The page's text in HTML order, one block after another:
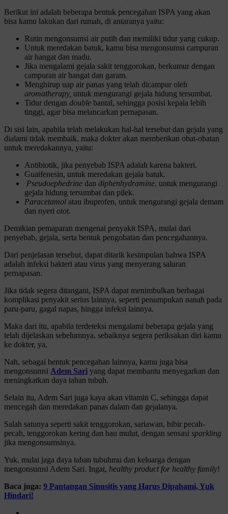
Berikut ini adalah beberapa bentuk pencegahan ISPA yang akan
bisa kamu lakukan dari rumah, di antaranya yaitu:
Rutin mengonsumsi air putih dan memiliki tidur yang cukup.
Untuk meredakan batuk, kamu bisa mengonsumsi campuran
air hangat dan madu.
Jika mengalami gejala sakit tenggorokan, berkumur dengan
campuran air hangat dan garam.
Menghirup uap air panas yang telah dicampur oleh
aromatherapy, untuk mengurangi gejala hidung tersumbat.
Tidur dengan double bantal, sehingga posisi kepala lebih
tinggi, agar bisa melancarkan pernapasan.
Di sisi lain, apabila telah melakukan hal-hal tersebut dan gejala yang
dialami tidak membaik, maka dokter akan memberikan obat-obatan
untuk meredakannya, yaitu:
Antibiotik, jika penyebab ISPA adalah karena bakteri.
Guaifenesin, untuk meredakan gejala batuk.
Pseudoephedrine dan diphenhydramine, untuk mengurangi
gejala hidung tersumbat dan pilek.
Paracetamol atau ibuprofen, untuk mengurangi gejala demam
dan nyeri otot.
Demikian pemaparan mengenai penyakit ISPA, mulai dari
penyebab, gejala, serta bentuk pengobatan dan pencegahannya.
Dari penjelasan tersebut, dapat ditarik kesimpulan bahwa ISPA
adalah infeksi bakteri atau virus yang menyerang saluran
pernapasan.
Jika tidak segera ditangani, ISPA dapat menimbulkan berbagai
komplikasi penyakit serius lainnya, seperti penumpukan nanah pada
paru-paru, gagal napas, hingga infeksi lainnya.
Maka dari itu, apabila terdeteksi mengalami beberapa gejala yang
telah dijelaskan sebelumnya, sebaiknya segera periksakan diri kamu
ke dokter, ya.
Nah, sebagai bentuk pencegahan lainnya, kamu juga bisa
mengonsumsi Adem Sari yang dapat membantu menyegarkan dan
meningkatkan daya tahan tubuh.
Selain itu, Adem Sari juga kaya akan vitamin C, sehingga dapat
mencegah dan meredakan panas dalam dan gejalanya.
Salah satunya seperti sakit tenggorokan, sariawan, bibir pecah-
pecah, tenggorokan kering dan bau mulut, dengan sensasi sparkling
jika mengonsumsinya.
Yuk, mulai jaga daya tahan tubuhmu dan keluarga dengan
mengonsumsi Adem Sari. Ingat, healthy product for healthy family!
Baca juga: 9 Pantangan Sinusitis yang Harus Dipahami, Yuk
Hindari!